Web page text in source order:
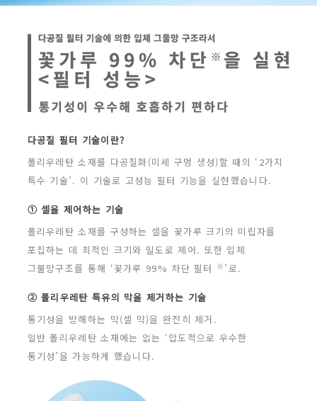
다공질 필터 기술이란?
폴리우레탄 소재를 다공질화(미세 구멍 생성)할 때의 ‘2가지
특수 기술’. 이 기술로 고성능 필터 기능을 실현했습니다.
① 셀을 제어하는 기술
폴리우레탄 소재를 구성하는 셀을 꽃가루 크기의 미립자를
포집하는 데 최적인 크기와 밀도로 제어. 또한 입체
그물망구조를 통해 ‘꽃가루 99% 차단 필터 ※ ’로.
② 폴리우레탄 특유의 막을 제거하는 기술
통기성을 방해하는 막(셀 막)을 완전히 제거.
일반 폴리우레탄 소재에는 없는 ‘압도적으로 우수한
통기성’을 가능하게 했습니다.